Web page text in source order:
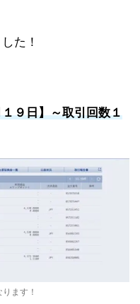
た！
９日】～取引回数１
ます！